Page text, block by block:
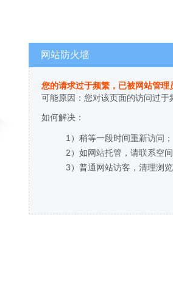
网站防火墙
您的请求过于频繁，已被网站管理
可能原因：您对该页面的访问过于
如何解决：
1）稍等一段时间重新访问；
2）如网站托管，请联系空间
3）普通网站访客，清理浏